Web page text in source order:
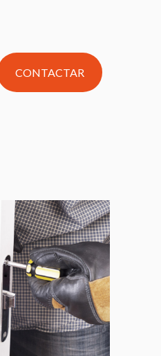
CONTACTAR